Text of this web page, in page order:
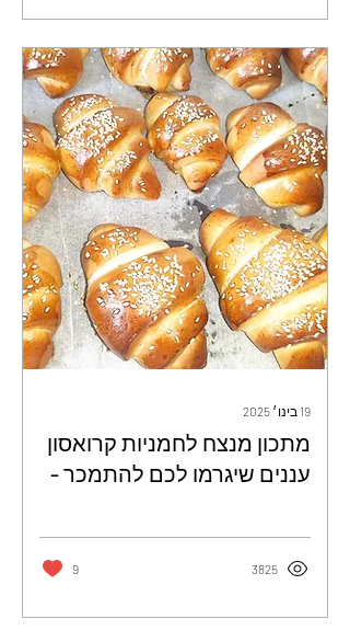
19 בינו׳ 2025
מתכון מנצח לחמניות קרואסון
עננים שיגרמו לכם להתמכר -
3825
9